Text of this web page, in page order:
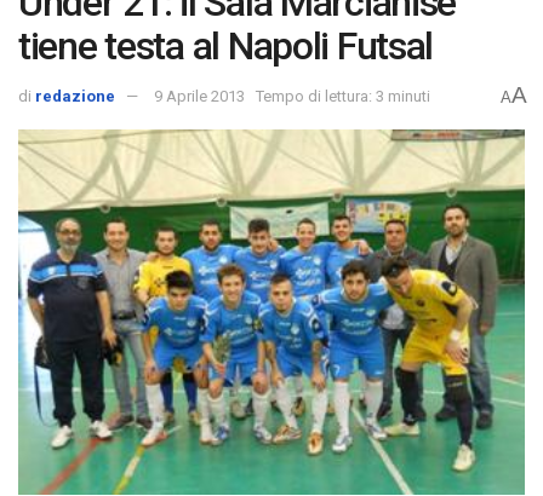
tiene testa al Napoli Futsal
di redazione 9 Aprile 2013 Tempo di lettura: 3 minuti AA